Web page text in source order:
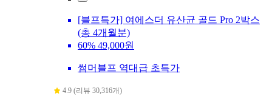
[블프특가] 여에스더 유산균 골드 Pro 2박스
(총 4개월분)
60% 49,000원
썸머블프 역대급 초특가
4.9 (리뷰 30,316개)